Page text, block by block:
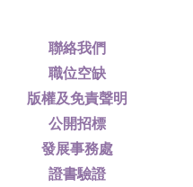
聯絡我們
職位空缺
版權及免責聲明
公開招標
發展事務處
證書驗證